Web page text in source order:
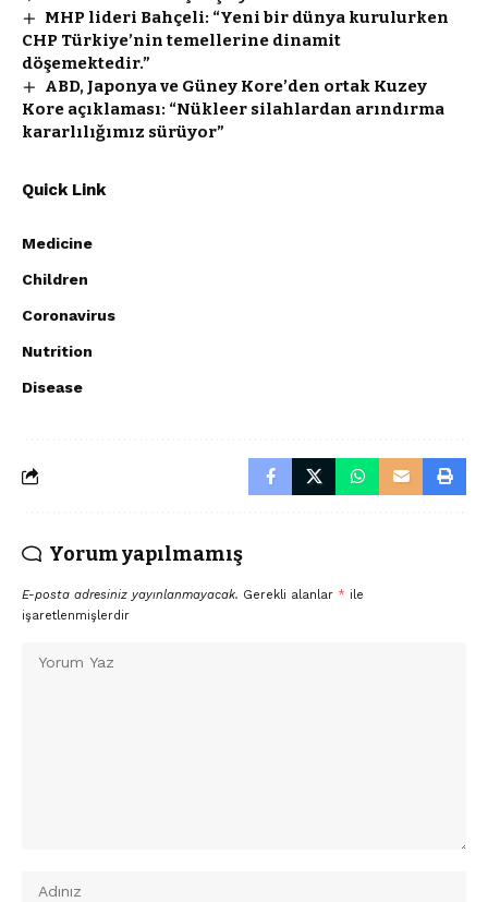
MHP lideri Bahçeli: “Yeni bir dünya kurulurken
CHP Türkiye’nin temellerine dinamit
döşemektedir.”
ABD, Japonya ve Güney Kore’den ortak Kuzey
Kore açıklaması: “Nükleer silahlardan arındırma
kararlılığımız sürüyor”
Quick Link
Medicine
Children
Coronavirus
Nutrition
Disease
Yorum yapılmamış
E-posta adresiniz yayınlanmayacak. Gerekli alanlar * ile
işaretlenmişlerdir